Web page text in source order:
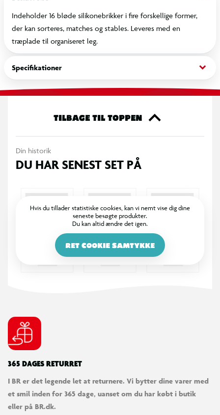
Indeholder 16 bløde silikonebrikker i fire forskellige former,
der kan sorteres, matches og stables. Leveres med en
træplade til organiseret leg.
Specifikationer keyboard_arrow_down
TILBAGE TIL TOPPEN
Din historik
DU HAR SENEST SET PÅ
Hvis du tillader statistiske cookies, kan vi nemt vise dig dine
seneste besøgte produkter.
Du kan altid ændre det igen.
RET COOKIE SAMTYKKE
365 DAGES RETURRET
I BR er det legende let at returnere. Vi bytter dine varer med
et smil inden for 365 dage, uanset om du har købt i butik
eller på BR.dk.